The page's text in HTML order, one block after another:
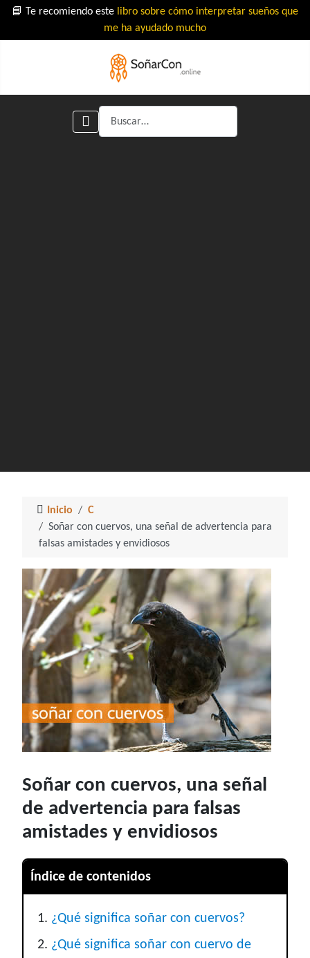
📘 Te recomiendo este libro sobre cómo interpretar sueños que
me ha ayudado mucho
Buscar
Inicio
C
Soñar con cuervos, una señal de advertencia para
falsas amistades y envidiosos
Soñar con cuervos, una señal
de advertencia para falsas
amistades y envidiosos
Índice de contenidos
¿Qué significa soñar con cuervos?
¿Qué significa soñar con cuervo de